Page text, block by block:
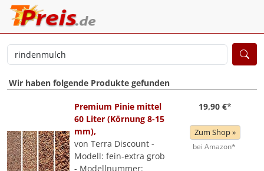
Wir haben folgende Produkte gefunden
Premium Pinie mittel
60 Liter (Körnung 8-15
mm),
von Terra Discount -
Modell: fein-extra grob
- Modellnummer:
19,90 €*
Zum Shop »
bei Amazon*